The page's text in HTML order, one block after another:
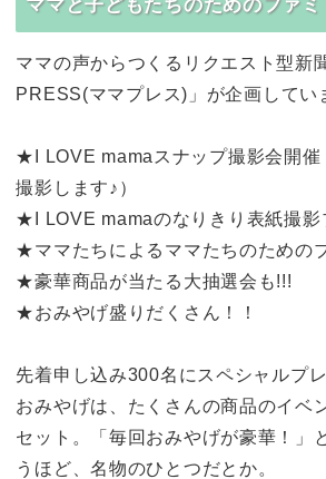
ママと子どもたちのためのファミ
ママの声からつくるリクエスト型新
PRESS(ママプレス)」が企画してい
★I LOVE mamaスナップ撮影会開催
撮影します♪）
★I LOVE mamaのなりきり表紙撮影
★ママたちによるママたちのための
★豪華商品が当たる大抽選会も!!!
★おみやげ盛りだくさん！！
先着申し込み300名にスペシャルプレ
おみやげは、たくさんの商品のイベ
セット。「毎回おみやげが豪華！」
うほど、名物のひとつだとか。